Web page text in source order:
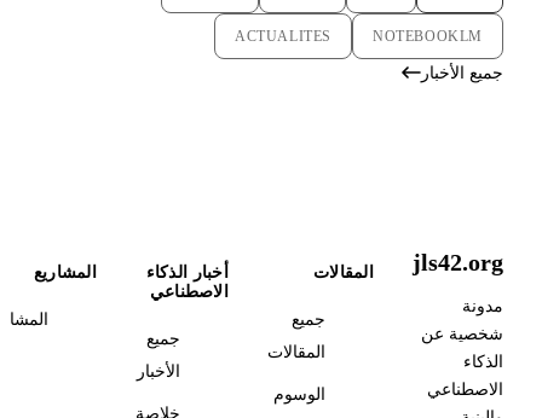
NOTEBOOKLM
ACTUALITES
جميع الأخبار
jls42.org
مدونة
شخصية عن
الذكاء
الاصطناعي
المقالات
جميع
المقالات
الوسوم
أخبار الذكاء
الاصطناعي
جميع
الأخبار
خلاصة
المشاريع